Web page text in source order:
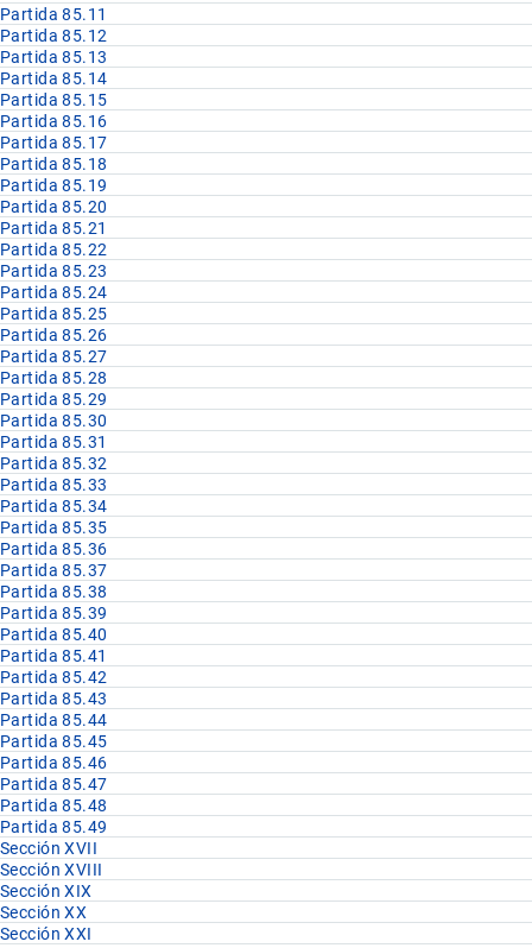
Partida 85.11
Partida 85.12
Partida 85.13
Partida 85.14
Partida 85.15
Partida 85.16
Partida 85.17
Partida 85.18
Partida 85.19
Partida 85.20
Partida 85.21
Partida 85.22
Partida 85.23
Partida 85.24
Partida 85.25
Partida 85.26
Partida 85.27
Partida 85.28
Partida 85.29
Partida 85.30
Partida 85.31
Partida 85.32
Partida 85.33
Partida 85.34
Partida 85.35
Partida 85.36
Partida 85.37
Partida 85.38
Partida 85.39
Partida 85.40
Partida 85.41
Partida 85.42
Partida 85.43
Partida 85.44
Partida 85.45
Partida 85.46
Partida 85.47
Partida 85.48
Partida 85.49
Sección XVII
Sección XVIII
Sección XIX
Sección XX
Sección XXI